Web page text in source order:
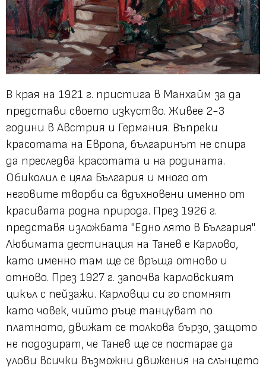
В края на 1921 г. пристига в Манхайм за да
представи своето изкуство. Живее 2-3
години в Австрия и Германия. Въпреки
красотата на Европа, българинът не спира
да преследва красотата и на родината.
Обиколил е цяла България и много от
неговите творби са вдъхновени именно от
красивата родна природа. През 1926 г.
представя изложбата "Едно лято в България".
Любимата дестинация на Танев е Карлово,
като именно там ще се връща отново и
отново. През 1927 г. започва карловският
цикъл с пейзажи. Карловци си го спомнят
като човек, чийто ръце танцуват по
платното, движат се толкова бързо, защото
не подозират, че Танев ще се постарае да
улови всички възможни движения на слънцето